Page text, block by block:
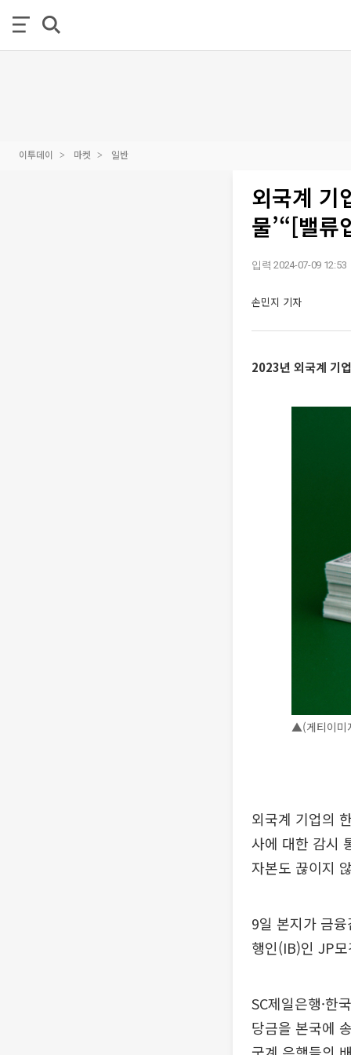
이투데이 마켓 일반
외국계 기
물’“[밸
입력 2024-07-09 12:53
손민지 기자
2023년 외국계 기
▲(게티이미
외국계 기업의
사에 대한 감시
자본도 끊이지
9일 본지가 금
행인(IB)인 JP
SC제일은행·한
당금을 본국에